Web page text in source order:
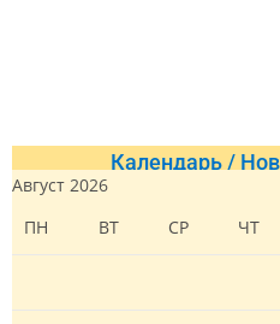
Календарь /
Август 2026
ПН
ВТ СР ЧТ